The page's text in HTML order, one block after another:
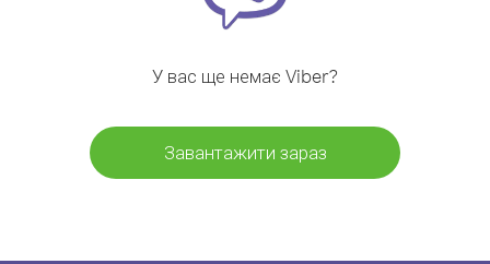
У вас ще немає Viber?
Завантажити зараз